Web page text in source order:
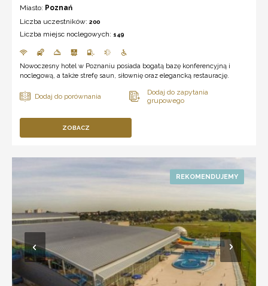
Miasto: Poznań
Liczba uczestników: 200
Liczba miejsc noclegowych: 149
Nowoczesny hotel w Poznaniu posiada bogatą bazę konferencyjną i
noclegową, a także strefę saun, siłownię oraz elegancką restaurację.
ZOBACZ